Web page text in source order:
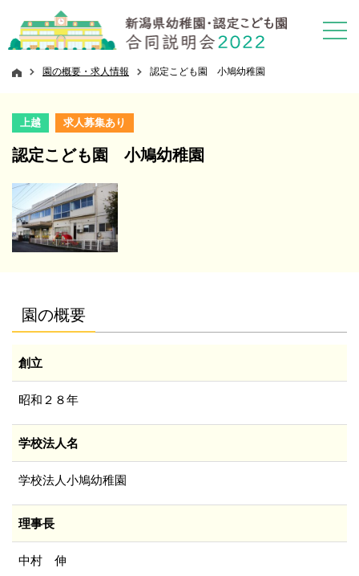
園の概要・求人情報 認定こども園 小鳩幼稚園
上越 求人募集あり
認定こども園 小鳩幼稚園
園の概要
創立
昭和２８年
学校法人名
学校法人小鳩幼稚園
理事長
中村 伸